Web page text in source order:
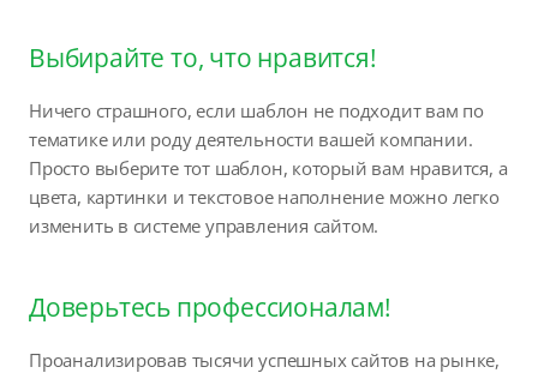
Выбирайте то, что нравится!
Ничего страшного, если шаблон не подходит вам по
тематике или роду деятельности вашей компании.
Просто выберите тот шаблон, который вам нравится, а
цвета, картинки и текстовое наполнение можно легко
изменить в системе управления сайтом.
Доверьтесь профессионалам!
Проанализировав тысячи успешных сайтов на рынке,